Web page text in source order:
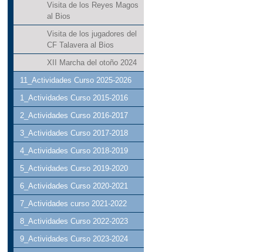
Visita de los Reyes Magos
al Bios
Visita de los jugadores del
CF Talavera al Bios
XII Marcha del otoño 2024
11_Actividades Curso 2025-2026
1_Actividades Curso 2015-2016
2_Actividades Curso 2016-2017
3_Actividades Curso 2017-2018
4_Actividades Curso 2018-2019
5_Actividades Curso 2019-2020
6_Actividades Curso 2020-2021
7_Actividades curso 2021-2022
8_Actividades Curso 2022-2023
9_Actividades Curso 2023-2024